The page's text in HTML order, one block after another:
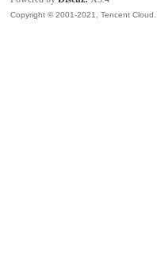
Copyright © 2001-2021, Tencent Cloud.